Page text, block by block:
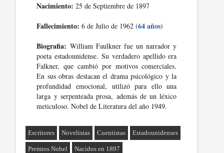
Nacimiento: 25 de Septiembre de 1897
Fallecimiento: 6 de Julio de 1962(64 años)
Biografia: William Faulkner fue un narrador y
poeta estadounidense. Su verdadero apellido era
Falkner, que cambió por motivos comerciales.
En sus obras destacan el drama psicológico y la
profundidad emocional, utilizó para ello una
larga y serpenteada prosa, además de un léxico
meticuloso. Nobel de Literatura del año 1949.
Escritores Novelistas Cuentistas Estadounidenses
Premios Nobel Nacidos en 1897